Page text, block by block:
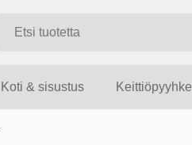
Koti & sisustus